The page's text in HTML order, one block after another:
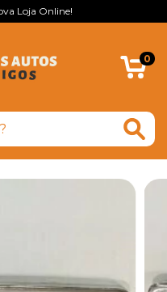
Loja Online!
0